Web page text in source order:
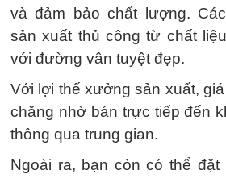
và đảm bảo chất lượng.
sản xuất thủ công từ chất
với đường vân tuyệt đẹp.
Với lợi thế xưởng sản xuất,
chăng nhờ bán trực tiếp đến
thông qua trung gian.
Ngoài ra, bạn còn có thể đặt